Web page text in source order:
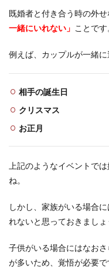
既婚者と付き合う時の外せ
一緒にいれない」 ことです
例えば、カップルが一緒に
相手の誕生日
クリスマス
お正月
上記のようなイベントで
ね。
しかし、家族がいる場合
れないと思っておきましょ
子供がいる場合にはなお
が多いため、覚悟が必要で